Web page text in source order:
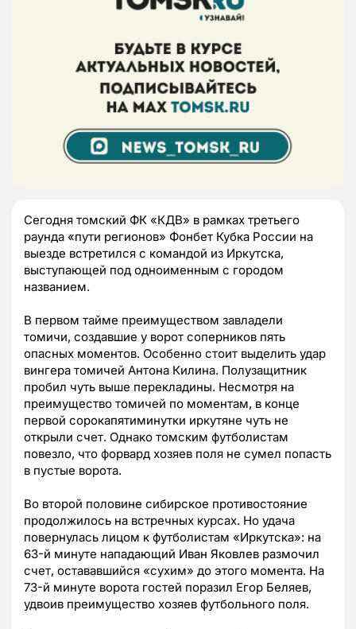
Сегодня томский ФК «КДВ» в рамках третьего
раунда «пути регионов» Фонбет Кубка России на
выезде встретился с командой из Иркутска,
выступающей под одноименным с городом
названием.
В первом тайме преимуществом завладели
томичи, создавшие у ворот соперников пять
опасных моментов. Особенно стоит выделить удар
вингера томичей Антона Килина. Полузащитник
пробил чуть выше перекладины. Несмотря на
преимущество томичей по моментам, в конце
первой сорокапятиминутки иркутяне чуть не
открыли счет. Однако томским футболистам
повезло, что форвард хозяев поля не сумел попасть
в пустые ворота.
Во второй половине сибирское противостояние
продолжилось на встречных курсах. Но удача
повернулась лицом к футболистам «Иркутска»: на
63-й минуте нападающий Иван Яковлев размочил
счет, остававшийся «сухим» до этого момента. На
73-й минуте ворота гостей поразил Егор Беляев,
удвоив преимущество хозяев футбольного поля.